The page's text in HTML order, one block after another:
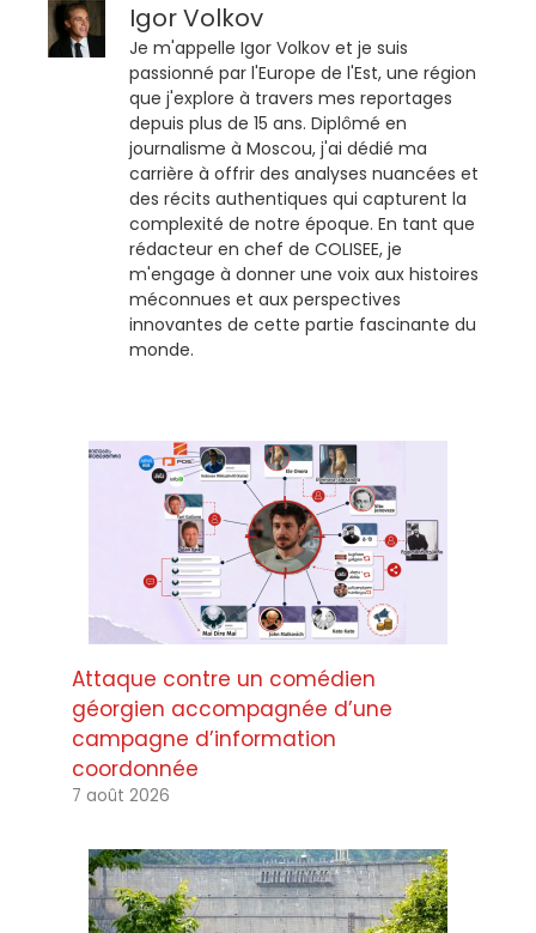
Igor Volkov
Je m'appelle Igor Volkov et je suis
passionné par l'Europe de l'Est, une région
que j'explore à travers mes reportages
depuis plus de 15 ans. Diplômé en
journalisme à Moscou, j'ai dédié ma
carrière à offrir des analyses nuancées et
des récits authentiques qui capturent la
complexité de notre époque. En tant que
rédacteur en chef de COLISEE, je
m'engage à donner une voix aux histoires
méconnues et aux perspectives
innovantes de cette partie fascinante du
monde.
Attaque contre un comédien
géorgien accompagnée d’une
campagne d’information
coordonnée
7 août 2026